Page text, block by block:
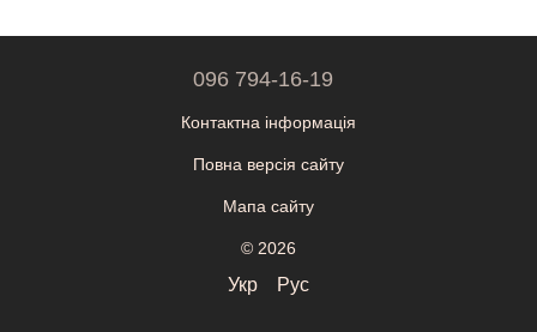
096 794-16-19
Контактна інформація
Повна версія сайту
Мапа сайту
© 2026
Укр Рус